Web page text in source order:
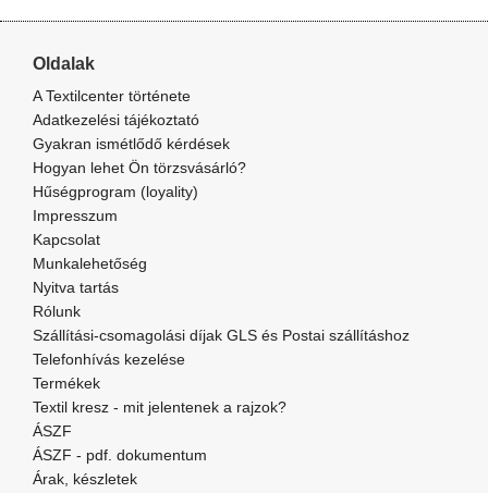
Oldalak
A Textilcenter története
Adatkezelési tájékoztató
Gyakran ismétlődő kérdések
Hogyan lehet Ön törzsvásárló?
Hűségprogram (loyality)
Impresszum
Kapcsolat
Munkalehetőség
Nyitva tartás
Rólunk
Szállítási-csomagolási díjak GLS és Postai szállításhoz
Telefonhívás kezelése
Termékek
Textil kresz - mit jelentenek a rajzok?
ÁSZF
ÁSZF - pdf. dokumentum
Árak, készletek